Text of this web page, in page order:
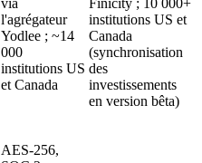
via
l'agrégateur
Yodlee ; ~14
000
institutions US
et Canada
Finicity ; 10 000+
institutions US et
Canada
(synchronisation
des
investissements
en version bêta)
AES-256,